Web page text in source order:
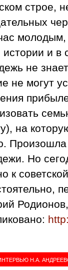
строе,
молодым,
истории и в
не
не могут
на
Произошла
Но
к
Н.А.